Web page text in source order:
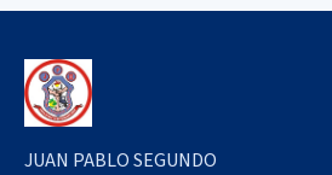
JUAN PABLO SEGUNDO